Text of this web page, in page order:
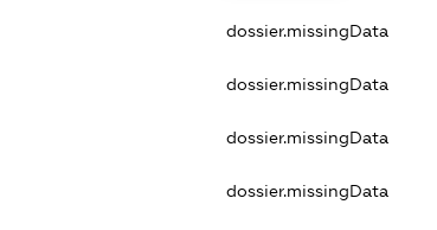
dossier.missingData
dossier.missingData
dossier.missingData
dossier.missingData